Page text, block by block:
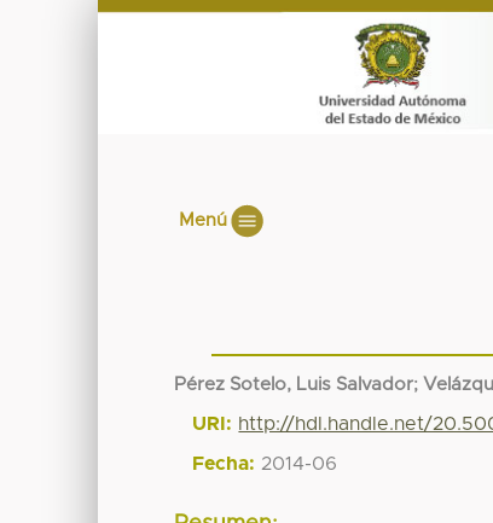
Menú
Pérez Sotelo, Luis Salvador;
URI: http://hdl.handle.net/
Fecha: 2014-06